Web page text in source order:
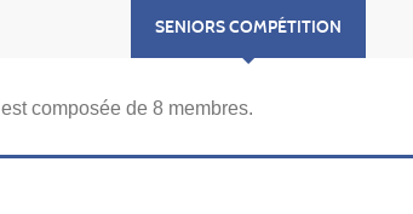
SENIORS COMPÉTITION
est composée de 8 membres.